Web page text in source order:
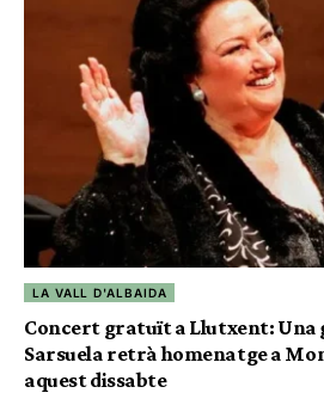
LA VALL D'ALBAIDA
Concert gratuït a Llutxent: Una
Sarsuela retrà homenatge a
aquest dissabte